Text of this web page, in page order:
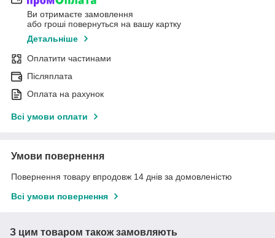
Ви отримаєте замовлення
або гроші повернуться на вашу картку
Детальніше
Оплатити частинами
Післяплата
Оплата на рахунок
Всі умови оплати
Умови повернення
Повернення товару впродовж 14 днів за домовленістю
Всі умови повернення
З цим товаром також замовляють